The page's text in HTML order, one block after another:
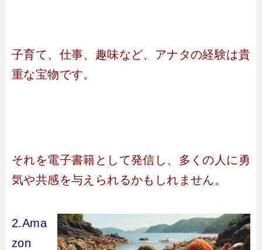
子育て、仕事、趣味など、アナタの経験は貴
重な宝物です。
それを電子書籍として発信し、多くの人に勇
気や共感を与えられるかもしれません。
2.Ama
zon